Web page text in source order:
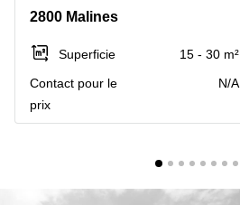
la
Neuve
Wallonie
Wavre
Centre
Anvers
Centre
d'affaires
Gand
Bruxelles
2800 Malines
Superficie
15 - 30 m²
Contact pour le
prix
N/A